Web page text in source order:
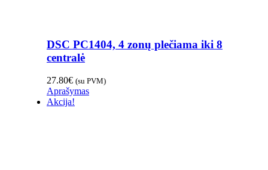
DSC PC1404, 4 zonų plečiama iki 8
centralė
27.80€ (su PVM)
Aprašymas
Akcija!